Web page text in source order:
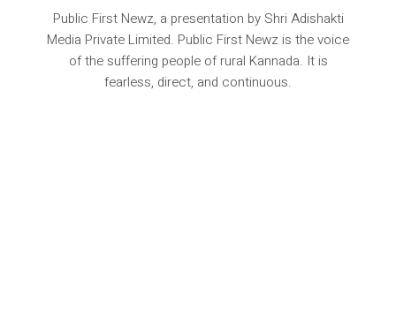
Public First Newz, a presentation by Shri Adishakti
Media Private Limited. Public First Newz is the voice
of the suffering people of rural Kannada. It is
fearless, direct, and continuous.